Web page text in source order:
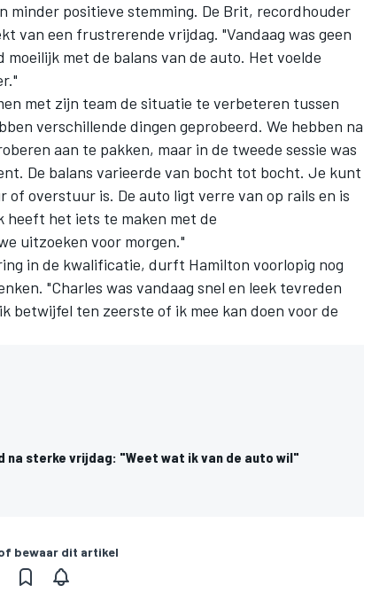
minder positieve stemming. De Brit, recordhouder
van een frustrerende vrijdag. "Vandaag was geen
met de balans van de auto. Het voelde
met zijn team de situatie te verbeteren tussen
verschillende dingen geprobeerd. We hebben na
aan te pakken, maar in de tweede sessie was
De balans varieerde van bocht tot bocht. Je kunt
overstuur is. De auto ligt verre van op rails en is
heeft het iets te maken met de
uitzoeken voor morgen."
in de kwalificatie, durft Hamilton voorlopig nog
"Charles was vandaag snel en leek tevreden
betwijfel ten zeerste of ik mee kan doen voor de
na sterke vrijdag: "Weet wat ik van de auto wil"
bewaar dit artikel